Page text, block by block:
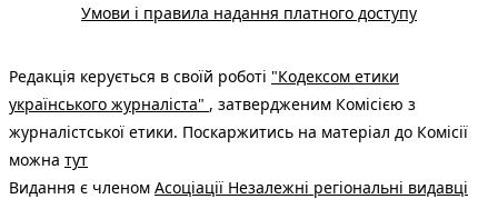
Умови і правила надання платного доступу
Редакція керується в своїй роботі "Кодексом етики
українського журналіста" , затвердженим Комісією з
журналістської етики. Поскаржитись на матеріал до Комісії
можна тут
Видання є членом Асоціації Незалежні регіональні видавці